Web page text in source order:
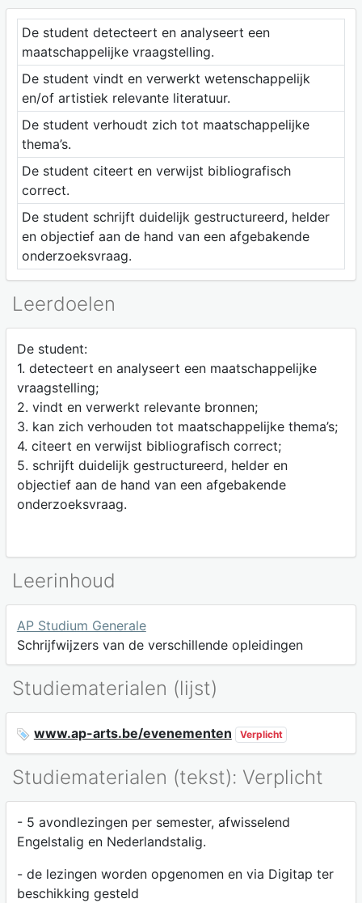
De student detecteert en analyseert een
maatschappelijke vraagstelling.
De student vindt en verwerkt wetenschappelijk
en/of artistiek relevante literatuur.
De student verhoudt zich tot maatschappelijke
thema’s.
De student citeert en verwijst bibliografisch
correct.
De student schrijft duidelijk gestructureerd, helder
en objectief aan de hand van een afgebakende
onderzoeksvraag.
Leerdoelen
De student:
1. detecteert en analyseert een maatschappelijke
vraagstelling;
2. vindt en verwerkt relevante bronnen;
3. kan zich verhouden tot maatschappelijke thema’s;
4. citeert en verwijst bibliografisch correct;
5. schrijft duidelijk gestructureerd, helder en
objectief aan de hand van een afgebakende
onderzoeksvraag.
Leerinhoud
AP Studium Generale
Schrijfwijzers van de verschillende opleidingen
Studiematerialen (lijst)
www.ap-arts.be/evenementen Verplicht
Studiematerialen (tekst): Verplicht
- 5 avondlezingen per semester, afwisselend
Engelstalig en Nederlandstalig.
- de lezingen worden opgenomen en via Digitap ter
beschikking gesteld